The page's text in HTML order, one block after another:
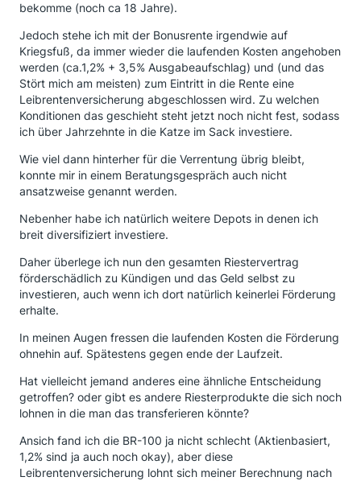
bekomme (noch ca 18 Jahre).
Jedoch stehe ich mit der Bonusrente irgendwie auf
Kriegsfuß, da immer wieder die laufenden Kosten angehoben
werden (ca.1,2% + 3,5% Ausgabeaufschlag) und (und das
Stört mich am meisten) zum Eintritt in die Rente eine
Leibrentenversicherung abgeschlossen wird. Zu welchen
Konditionen das geschieht steht jetzt noch nicht fest, sodass
ich über Jahrzehnte in die Katze im Sack investiere.
Wie viel dann hinterher für die Verrentung übrig bleibt,
konnte mir in einem Beratungsgespräch auch nicht
ansatzweise genannt werden.
Nebenher habe ich natürlich weitere Depots in denen ich
breit diversifiziert investiere.
Daher überlege ich nun den gesamten Riestervertrag
förderschädlich zu Kündigen und das Geld selbst zu
investieren, auch wenn ich dort natürlich keinerlei Förderung
erhalte.
In meinen Augen fressen die laufenden Kosten die Förderung
ohnehin auf. Spätestens gegen ende der Laufzeit.
Hat vielleicht jemand anderes eine ähnliche Entscheidung
getroffen? oder gibt es andere Riesterprodukte die sich noch
lohnen in die man das transferieren könnte?
Ansich fand ich die BR-100 ja nicht schlecht (Aktienbasiert,
1,2% sind ja auch noch okay), aber diese
Leibrentenversicherung lohnt sich meiner Berechnung nach